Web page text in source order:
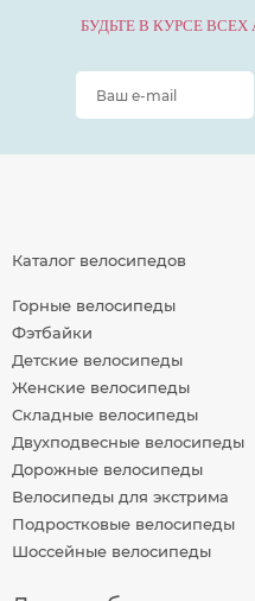
БУДЬТЕ В КУРСЕ ВСЕХ
Каталог велосипедов
Горные велосипеды
Фэтбайки
Детские велосипеды
Женские велосипеды
Складные велосипеды
Двухподвесные велосипеды
Дорожные велосипеды
Велосипеды для экстрима
Подростковые велосипеды
Шоссейные велосипеды